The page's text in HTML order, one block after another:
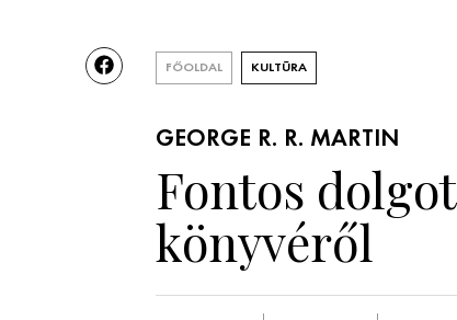
FŐOLDAL KULTÚRA
GEORGE R. R. MARTIN
Fontos
könyvéről